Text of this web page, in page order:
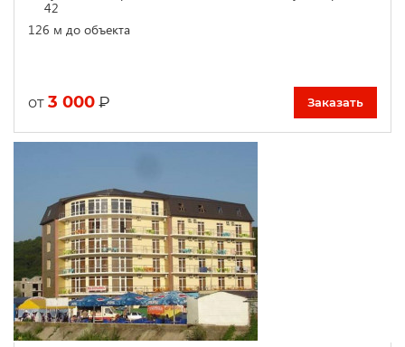
42
126 м до объекта
от 3 000 ₽ Заказать